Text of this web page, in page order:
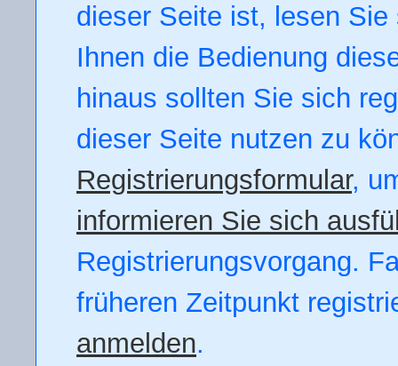
dieser Seite ist, lesen
Ihnen die Bedienung
hinaus sollten Sie sich
dieser Seite nutzen zu
Registrierungsformular,
informieren Sie sich
Registrierungsvorgang.
früheren Zeitpunkt
anmelden.